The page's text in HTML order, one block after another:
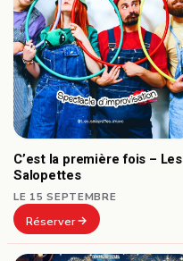
C’est la première fois – Les
Salopettes
LE 15 SEPTEMBRE
Réserver